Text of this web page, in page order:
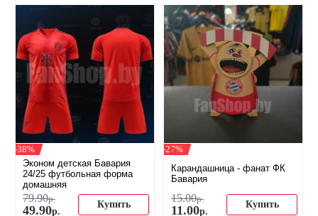
-38%
Эконом детская Бавария
24/25 футбольная форма
домашняя
79.90р.
49.90р.
Купить
-27%
Карандашница - фанат ФК
Бавария
15.00р.
11.00р.
Купить